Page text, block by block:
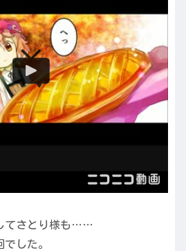
てさとり様も……
した。